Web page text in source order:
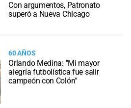
Con argumentos, Patronato
superó a Nueva Chicago
60 AÑOS
Orlando Medina: "Mi mayor
alegría futbolística fue salir
campeón con Colón"